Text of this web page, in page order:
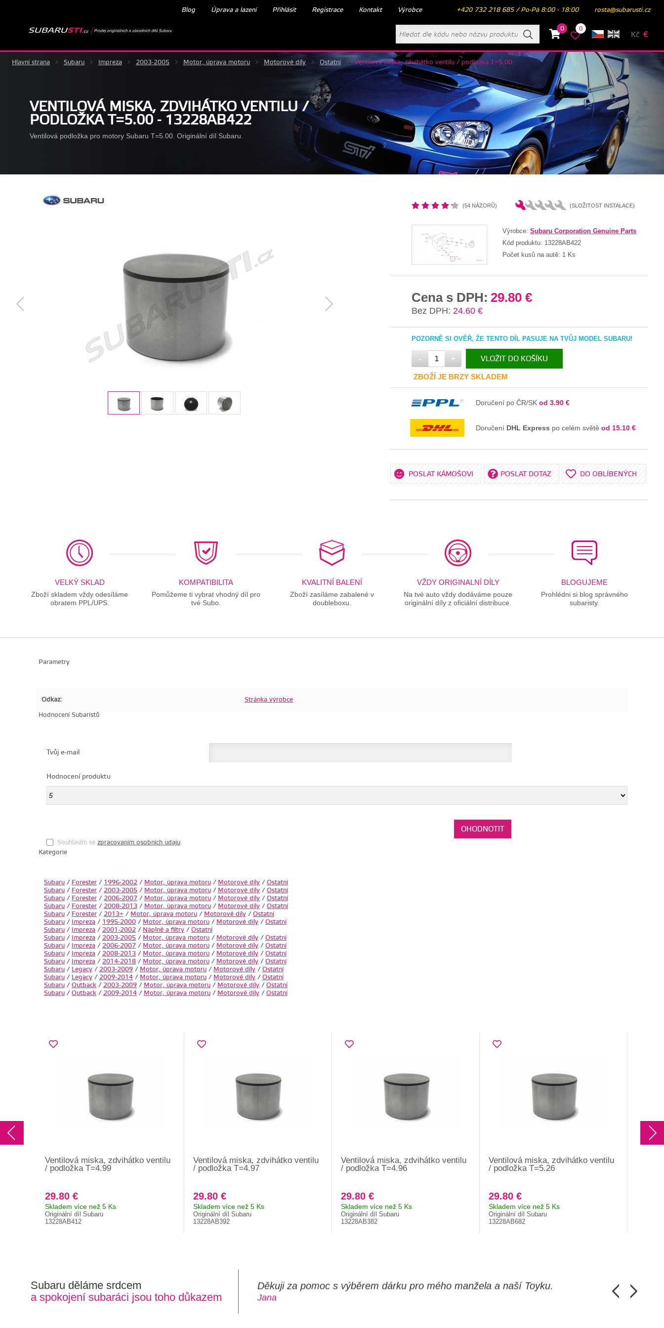
Blog Úprava a lazení Přihlásit Registrace Kontakt Výrobce +420 732 218 685 / Po-Pá 8:00 - 18:00 rosta@subarusti.cz
0 0
Kč €
Hlavní strana > Subaru > Impreza > 2003-2005 > Motor, úprava motoru > Motorové díly > Ostatní > Ventilová miska, zdvihátko ventilu / podložka T=5.00
VENTILOVÁ MISKA, ZDVIHÁTKO VENTILU /
PODLOŽKA T=5.00 - 13228AB422
Ventilová podložka pro motory Subaru T=5.00. Originální díl Subaru.
(54 NÁZORŮ) (SLOŽITOST INSTALACE)
Výrobce:Subaru Corporation Genuine Parts
Kód produktu: 13228AB422
Počet kusů na autě: 1 Ks
Cena s DPH: 29.80 €
Bez DPH: 24.60 €
POZORNĚ SI OVĚŘ, ŽE TENTO DÍL PASUJE NA TVŮJ MODEL SUBARU!
- + VLOŽIT DO KOŠÍKU
V KOŠÍKU
ZBOŽÍ JE BRZY SKLADEM
Doručení po ČR/SK od 3.90 €
Doručení DHL Express po celém světě od 15.10 €
POSLAT KÁMOŠOVI POSLAT DOTAZ DO OBLÍBENÝCH
VELKÝ SKLAD
Zboží skladem vždy odesíláme
obratem PPL/UPS.
KOMPATIBILITA
Pomůžeme ti vybrat vhodný díl pro
tvé Subo.
KVALITNÍ BALENÍ
Zboží zasíláme zabalené v
doubleboxu.
VŽDY ORIGINALNÍ DÍLY
Na tvé auto vždy dodáváme pouze
originální díly z oficiální distribuce.
BLOGUJEME
Prohlédni si blog správného
subaristy.
Parametry
Odkaz:
Stránka výrobce
Hodnocení Subaristů
Tvůj e-mail
Hodnocení produktu
Souhlasim se zpracovanim osobnich udaju.
Kategorie
Subaru/ Forester/ 1996-2002 / Motor, úprava motoru/ Motorové díly/ Ostatní
Subaru/ Forester/ 2003-2005/ Motor, úprava motoru/ Motorové díly/ Ostatní
Subaru/ Forester/ 2006-2007/ Motor, úprava motoru/ Motorové díly/ Ostatní
Subaru/ Forester/ 2008-2013/ Motor, úprava motoru/ Motorové díly/ Ostatní
Subaru/ Forester/ 2013+ / Motor, úprava motoru/ Motorové díly/ Ostatní
Subaru/ Impreza/ 1995-2000/ Motor, úprava motoru/ Motorové díly/ Ostatní
Subaru/ Impreza/ 2001-2002 / Náplně a filtry/ Ostatní
Subaru/ Impreza/ 2003-2005/ Motor, úprava motoru/ Motorové díly/ Ostatní
Subaru/ Impreza/ 2006-2007/ Motor, úprava motoru/ Motorové díly/ Ostatní
Subaru/ Impreza/ 2008-2013/ Motor, úprava motoru/ Motorové díly/ Ostatní
Subaru/ Impreza/ 2014-2018/ Motor, úprava motoru/ Motorové díly/ Ostatní
Subaru/ Legacy/ 2003-2009/ Motor, úprava motoru/ Motorové díly/ Ostatní
Subaru/ Legacy/ 2009-2014/ Motor, úprava motoru/ Motorové díly/ Ostatní
Subaru/ Outback/ 2003-2009/ Motor, úprava motoru/ Motorové díly/ Ostatní
Subaru/ Outback/ 2009-2014/ Motor, úprava motoru/ Motorové díly/ Ostatní
Ventilová miska, zdvihátko ventilu
/ podložka T=4.99
29.80 €
Skladem více než 5 Ks
Originální díl Subaru
13228AB412
Ventilová miska, zdvihátko ventilu
/ podložka T=4.97
29.80 €
Skladem více než 5 Ks
Originální díl Subaru
13228AB392
Ventilová miska, zdvihátko ventilu
/ podložka T=4.96
29.80 €
Skladem více než 5 Ks
Originální díl Subaru
13228AB382
Ventilová miska, zdvihátko ventilu
/ podložka T=5.26
29.80 €
Skladem více než 5 Ks
Originální díl Subaru
13228AB682
Subaru děláme srdcem
a spokojení subaráci jsou toho důkazem
Děkuji za pomoc s výběrem dárku pro mého manžela a naší Toyku.
Jana
Chlapi, moc
Honza Pánka,